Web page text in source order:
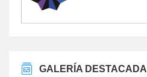
GALERÍA DESTACADA